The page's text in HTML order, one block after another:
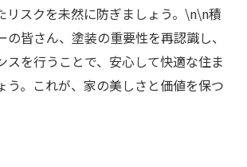
リスクを未然に防ぎましょう。\n\n積
皆さん、塗装の重要性を再認識し、
スを行うことで、安心して快適な住ま
う。これが、家の美しさと価値を保つ